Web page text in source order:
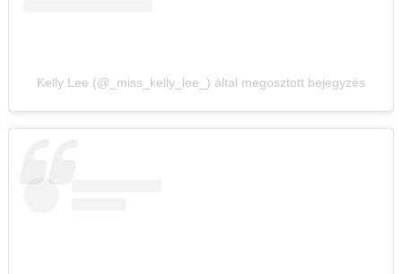
Kelly Lee (@_miss_kelly_lee_) által megosztott bejegyzés